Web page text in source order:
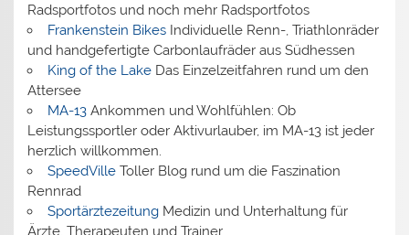
Radsportfotos und noch mehr Radsportfotos
Frankenstein BikesIndividuelle Renn-, Triathlonräder
und handgefertigte Carbonlaufräder aus Südhessen
King of the LakeDas Einzelzeitfahren rund um den
Attersee
MA-13Ankommen und Wohlfühlen: Ob
Leistungssportler oder Aktivurlauber, im MA-13 ist jeder
herzlich willkommen.
SpeedVilleToller Blog rund um die Faszination
Rennrad
SportärztezeitungMedizin und Unterhaltung für
Ärzte, Therapeuten und Trainer